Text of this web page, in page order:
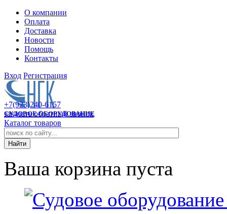
О компании
Оплата
Доставка
Новости
Помощь
Контакты
Вход Регистрация
СУДОВОЕ ОБОРУДОВАНИЕ
+7(923)240-6157
заказать обратный звонок
Каталог товаров
Ваша корзина пуста